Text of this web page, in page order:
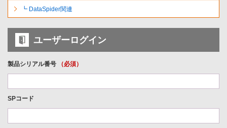
┗ DataSpider関連
ユーザーログイン
製品シリアル番号 （必須）
SPコード